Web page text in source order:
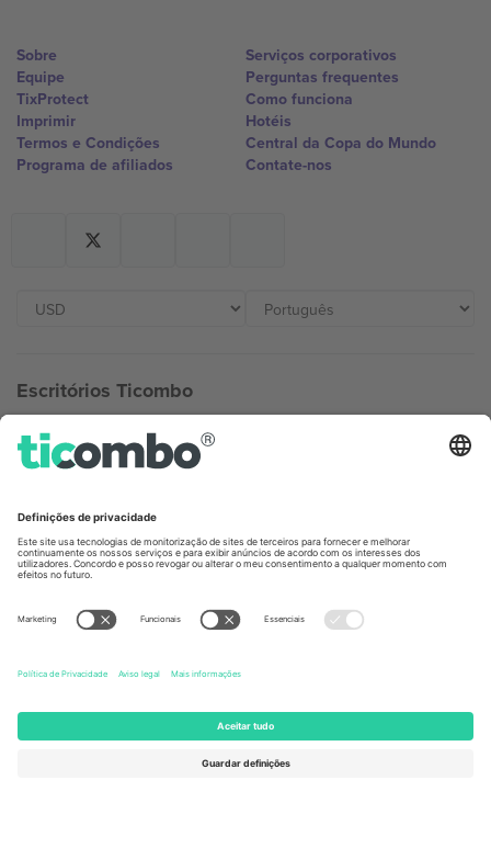
Sobre
Equipe
TixProtect
Imprimir
Termos e Condições
Programa de afiliados
Serviços corporativos
Perguntas frequentes
Como funciona
Hotéis
Central da Copa do Mundo
Contate-nos
Escritórios Ticombo
Germany
Unter den Linden 24, 10117
United States
Newark, Delaware 19713, United
Switzerland
Engelberg, Switzerland
Bulgaria
Regus Sofia City West, bul
Totleben 53-55, 1606 Sofia,
UAE Dubai Silicon Oasis, DDP
Building A1, Office 302, Dubai,
United Arab Emirates